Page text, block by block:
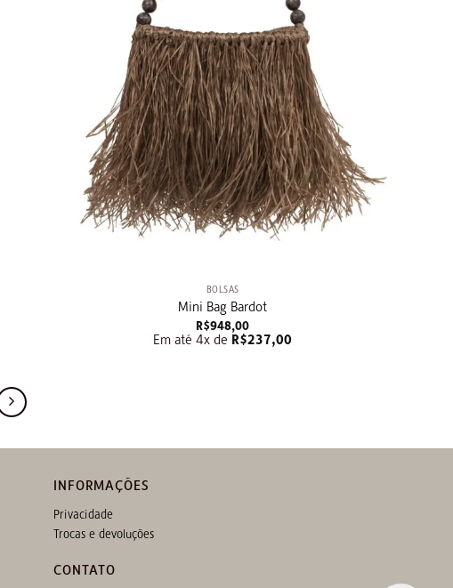
BOLSAS
Mini Bag Bardot
R$948,00
Em até 4x de R$237,00
INFORMAÇÕES
Privacidade
Trocas e devoluções
CONTATO